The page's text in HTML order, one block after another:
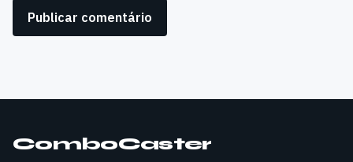
ComboCaster